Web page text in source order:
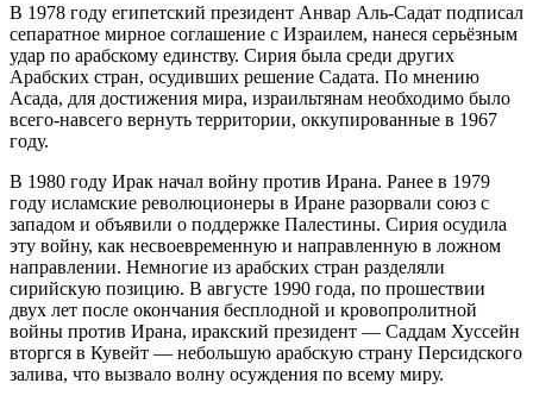
В 1978 году египетский президент Анвар Аль-Садат подписал
сепаратное мирное соглашение с Израилем, нанеся серьёзным
удар по арабскому единству. Сирия была среди других
Арабских стран, осудивших решение Садата. По мнению
Асада, для достижения мира, израильтянам необходимо было
всего-навсего вернуть территории, оккупированные в 1967
году.
В 1980 году Ирак начал войну против Ирана. Ранее в 1979
году исламские революционеры в Иране разорвали союз с
западом и объявили о поддержке Палестины. Сирия осудила
эту войну, как несвоевременную и направленную в ложном
направлении. Немногие из арабских стран разделяли
сирийскую позицию. В августе 1990 года, по прошествии
двух лет после окончания бесплодной и кровопролитной
войны против Ирана, иракский президент — Саддам Хуссейн
вторгся в Кувейт — небольшую арабскую страну Персидского
залива, что вызвало волну осуждения по всему миру.